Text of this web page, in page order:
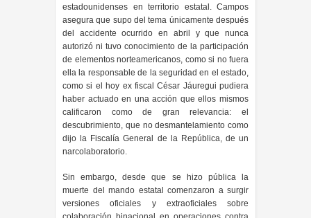
estadounidenses en territorio estatal. Campos
asegura que supo del tema únicamente después
del accidente ocurrido en abril y que nunca
autorizó ni tuvo conocimiento de la participación
de elementos norteamericanos, como si no fuera
ella la responsable de la seguridad en el estado,
como si el hoy ex fiscal César Jáuregui pudiera
haber actuado en una acción que ellos mismos
calificaron como de gran relevancia: el
descubrimiento, que no desmantelamiento como
dijo la Fiscalía General de la República, de un
narcolaboratorio.
Sin embargo, desde que se hizo pública la
muerte del mando estatal comenzaron a surgir
versiones oficiales y extraoficiales sobre